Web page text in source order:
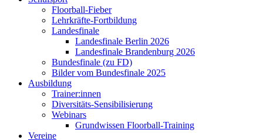
Floorball-Fieber
Lehrkräfte-Fortbildung
Landesfinale
Landesfinale Berlin 2026
Landesfinale Brandenburg 2026
Bundesfinale (zu FD)
Bilder vom Bundesfinale 2025
Ausbildung
Trainer:innen
Diversitäts-Sensibilisierung
Webinars
Grundwissen Floorball-Training
Vereine